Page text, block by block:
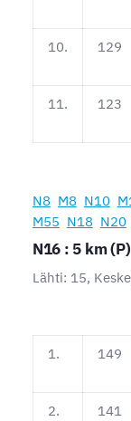
10. 129
11. 123
N8 M8 N10
M55 N18 N20
N16 : 5 km (P)
Lähti: 15,
1. 149
2. 141